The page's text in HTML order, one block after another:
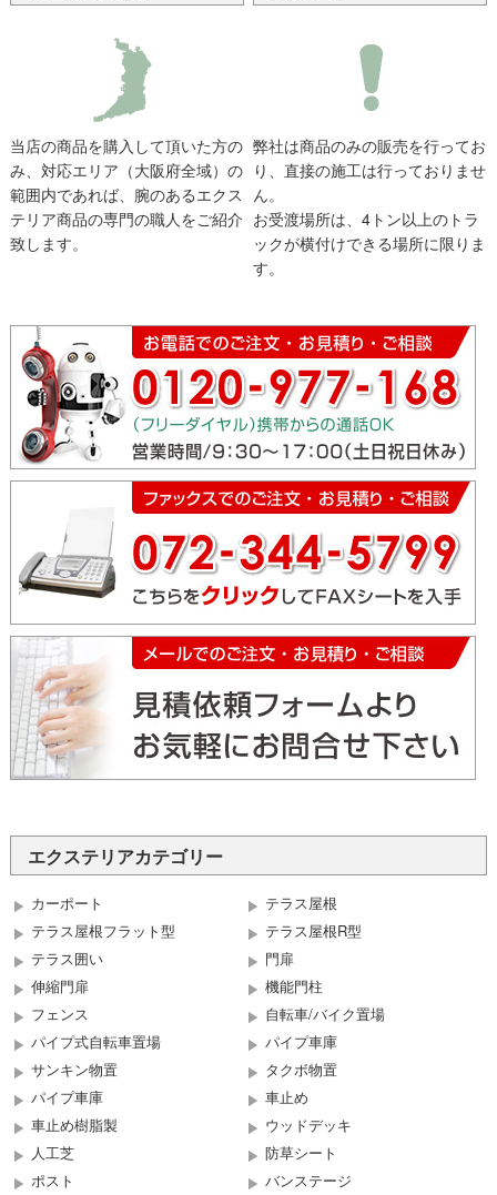
当店の商品を購入して頂いた方の
み、対応エリア（大阪府全域）の
範囲内であれば、腕のあるエクス
テリア商品の専門の職人をご紹介
致します。
弊社は商品のみの販売を行ってお
り、直接の施工は行っておりませ
ん。
お受渡場所は、4トン以上のトラ
ックが横付けできる場所に限りま
す。
エクステリアカテゴリー
カーポート
テラス屋根
テラス屋根フラット型
テラス屋根R型
テラス囲い
門扉
伸縮門扉
機能門柱
フェンス
自転車/バイク置場
パイプ式自転車置場
パイプ車庫
サンキン物置
タクボ物置
パイプ車庫
車止め
車止め樹脂製
ウッドデッキ
人工芝
防草シート
ポスト
バンステージ